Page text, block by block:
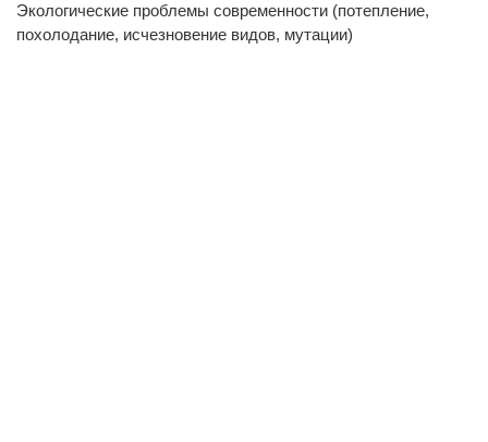
Экологические проблемы современности (потепление,
похолодание, исчезновение видов, мутации)